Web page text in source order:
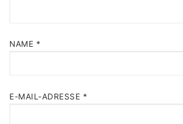
NAME *
E-MAIL-ADRESSE *